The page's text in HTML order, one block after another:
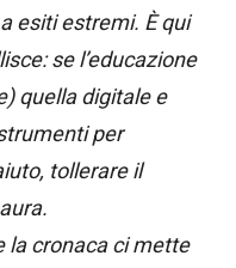
esiti estremi. È qui
se l’educazione
quella digitale e
per
tollerare il
la cronaca ci mette